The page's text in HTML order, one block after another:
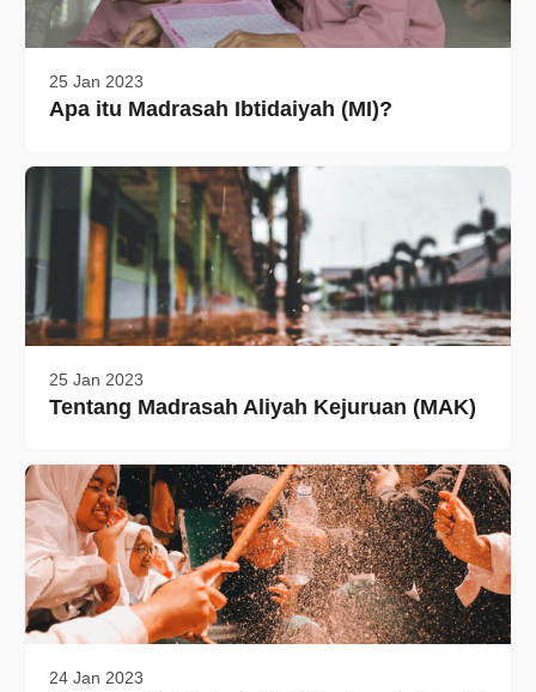
25 Jan 2023
Apa itu Madrasah Ibtidaiyah (MI)?
25 Jan 2023
Tentang Madrasah Aliyah Kejuruan (MAK)
24 Jan 2023